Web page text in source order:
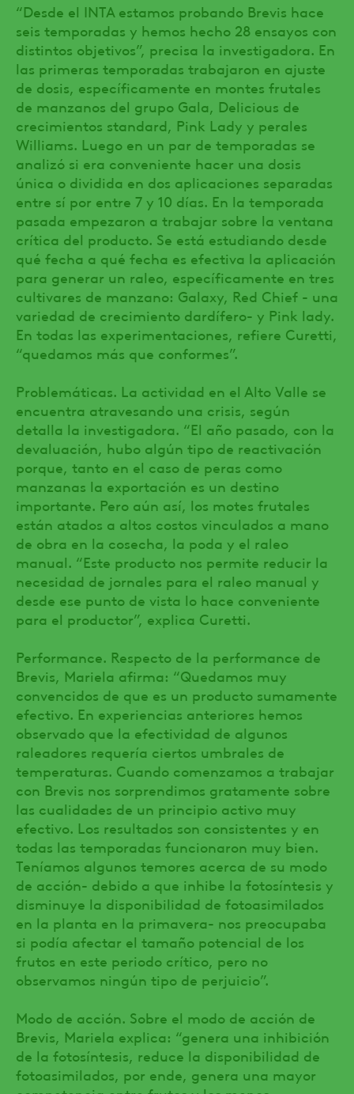
“Desde el INTA estamos probando Brevis hace
seis temporadas y hemos hecho 28 ensayos con
distintos objetivos”, precisa la investigadora. En
las primeras temporadas trabajaron en ajuste
de dosis, específicamente en montes frutales
de manzanos del grupo Gala, Delicious de
crecimientos standard, Pink Lady y perales
Williams. Luego en un par de temporadas se
analizó si era conveniente hacer una dosis
única o dividida en dos aplicaciones separadas
entre sí por entre 7 y 10 días. En la temporada
pasada empezaron a trabajar sobre la ventana
crítica del producto. Se está estudiando desde
qué fecha a qué fecha es efectiva la aplicación
para generar un raleo, específicamente en tres
cultivares de manzano: Galaxy, Red Chief - una
variedad de crecimiento dardífero- y Pink lady.
En todas las experimentaciones, refiere Curetti,
“quedamos más que conformes”.
Problemáticas. La actividad en el Alto Valle se
encuentra atravesando una crisis, según
detalla la investigadora. “El año pasado, con la
devaluación, hubo algún tipo de reactivación
porque, tanto en el caso de peras como
manzanas la exportación es un destino
importante. Pero aún así, los motes frutales
están atados a altos costos vinculados a mano
de obra en la cosecha, la poda y el raleo
manual. “Este producto nos permite reducir la
necesidad de jornales para el raleo manual y
desde ese punto de vista lo hace conveniente
para el productor”, explica Curetti.
Performance. Respecto de la performance de
Brevis, Mariela afirma: “Quedamos muy
convencidos de que es un producto sumamente
efectivo. En experiencias anteriores hemos
observado que la efectividad de algunos
raleadores requería ciertos umbrales de
temperaturas. Cuando comenzamos a trabajar
con Brevis nos sorprendimos gratamente sobre
las cualidades de un principio activo muy
efectivo. Los resultados son consistentes y en
todas las temporadas funcionaron muy bien.
Teníamos algunos temores acerca de su modo
de acción- debido a que inhibe la fotosíntesis y
disminuye la disponibilidad de fotoasimilados
en la planta en la primavera- nos preocupaba
si podía afectar el tamaño potencial de los
frutos en este periodo crítico, pero no
observamos ningún tipo de perjuicio”.
Modo de acción. Sobre el modo de acción de
Brevis, Mariela explica: “genera una inhibición
de la fotosíntesis, reduce la disponibilidad de
fotoasimilados, por ende, genera una mayor